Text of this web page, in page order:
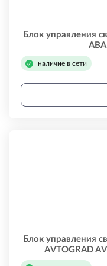
Блок управления
наличие в сети
Блок управления
AVTOGRAD